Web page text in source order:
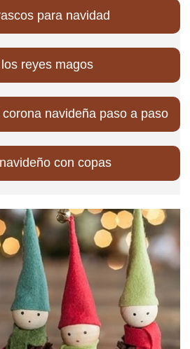
para navidad
reyes magos
navideña paso a paso
con copas